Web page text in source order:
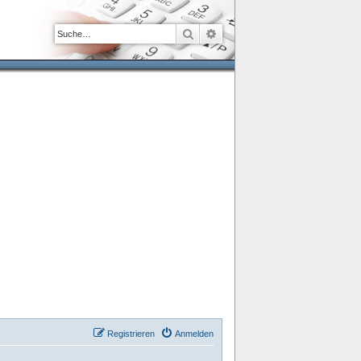
SucheErweiterte Suche
Anmelden
Registrieren